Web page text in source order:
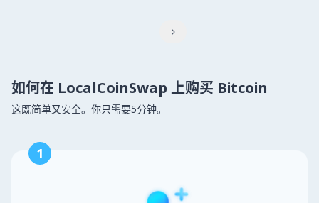

如何在 LocalCoinSwap 上购买 Bitcoin
这既简单又安全。你只需要5分钟。
1